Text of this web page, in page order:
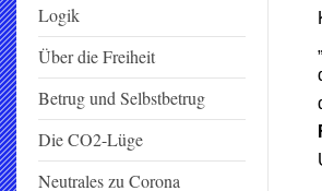
Logik
Über die Freiheit
Betrug und Selbstbetrug
Die CO2-Lüge
Neutrales zu Corona